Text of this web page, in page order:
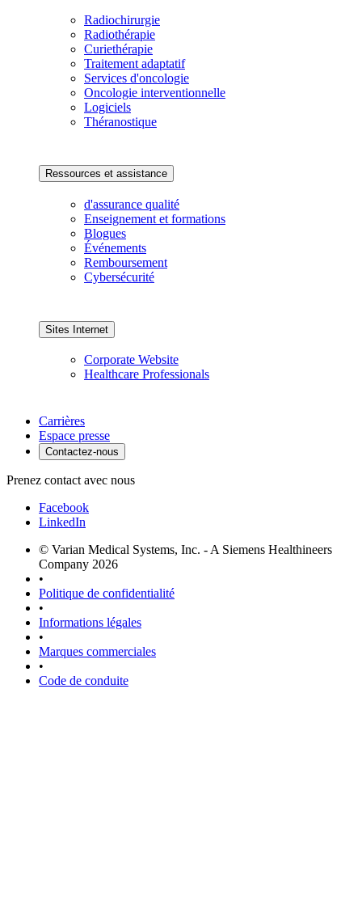
Radiochirurgie
Radiothérapie
Curiethérapie
Traitement adaptatif
Services d'oncologie
Oncologie interventionnelle
Logiciels
Théranostique
Ressources et assistance
d'assurance qualité
Enseignement et formations
Blogues
Événements
Remboursement
Cybersécurité
Sites Internet
Corporate Website
Healthcare Professionals
Carrières
Espace presse
Contactez-nous
Prenez contact avec nous
Facebook
LinkedIn
© Varian Medical Systems, Inc. - A Siemens Healthineers
Company 2026
•
Politique de confidentialité
•
Informations légales
•
Marques commerciales
•
Code de conduite